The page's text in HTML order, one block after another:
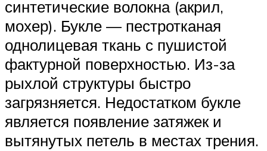
синтетические волокна (акрил,
мохер). Букле — пестротканая
однолицевая ткань с пушистой
фактурной поверхностью. Из-за
рыхлой структуры быстро
загрязняется. Недостатком букле
является появление затяжек и
вытянутых петель в местах трения.